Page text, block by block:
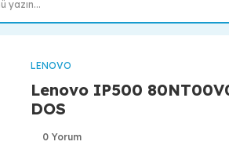
LENOVO
Lenovo IP500
DOS
0 Yorum